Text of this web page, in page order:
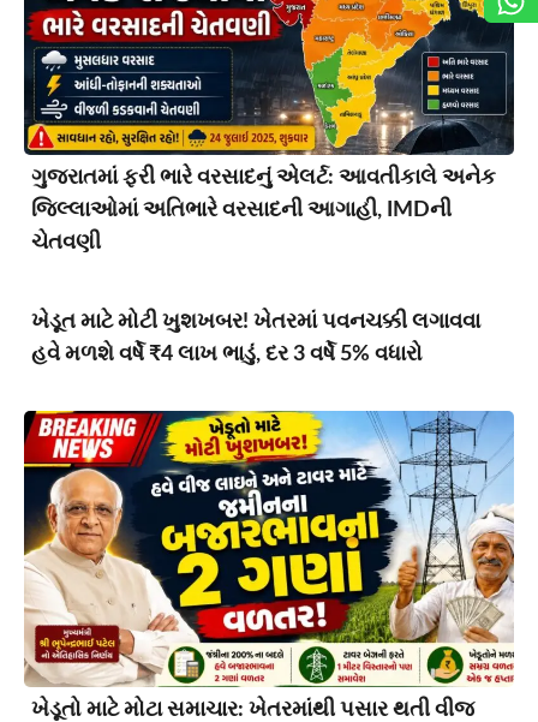
ગુજરાતમાં ફરી ભારે વરસાદનું એલર્ટ: આવતીકાલે અનેક
જિલ્લાઓમાં અતિભારે વરસાદની આગાહી, IMDની
ચેતવણી
ખેડૂત માટે મોટી ખુશખબર! ખેતરમાં પવનચક્કી લગાવવા
હવે મળશે વર્ષે ₹4 લાખ ભાડું, દર 3 વર્ષે 5% વધારો
ખેડૂતો માટે મોટા સમાચાર: ખેતરમાંથી પસાર થતી વીજ